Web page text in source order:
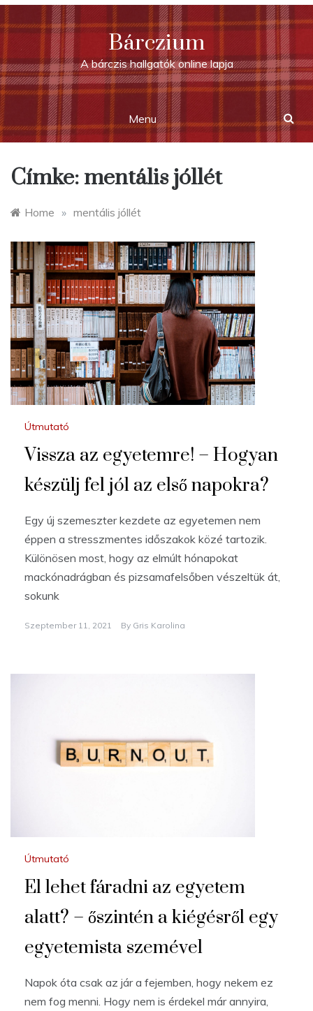
Skip
to
content
Bárczium
A bárczis hallgatók online lapja
Menu
Címke: mentális jóllét
Home » mentális jóllét
Útmutató
Vissza az egyetemre! – Hogyan
készülj fel jól az első napokra?
Egy új szemeszter kezdete az egyetemen nem
éppen a stresszmentes időszakok közé tartozik.
Különösen most, hogy az elmúlt hónapokat
mackónadrágban és pizsamafelsőben vészeltük át,
sokunk
Szeptember 11, 2021 By Gris Karolina
Útmutató
El lehet fáradni az egyetem
alatt? – őszintén a kiégésről egy
egyetemista szemével
Napok óta csak az jár a fejemben, hogy nekem ez
nem fog menni. Hogy nem is érdekel már annyira,